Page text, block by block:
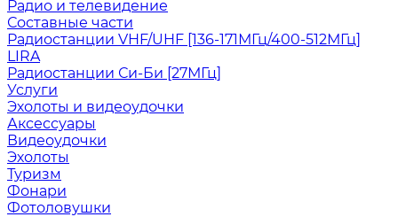
Радио и телевидение
Составные части
Радиостанции VHF/UHF [136-171МГц/400-512МГц]
LIRA
Радиостанции Си-Би [27МГц]
Услуги
Эхолоты и видеоудочки
Аксессуары
Видеоудочки
Эхолоты
Туризм
Фонари
Фотоловушки